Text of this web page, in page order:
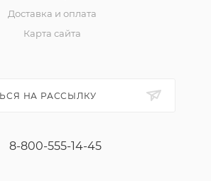
Доставка и оплата
Карта сайта
НА РАССЫЛКУ
8-800-555-14-45